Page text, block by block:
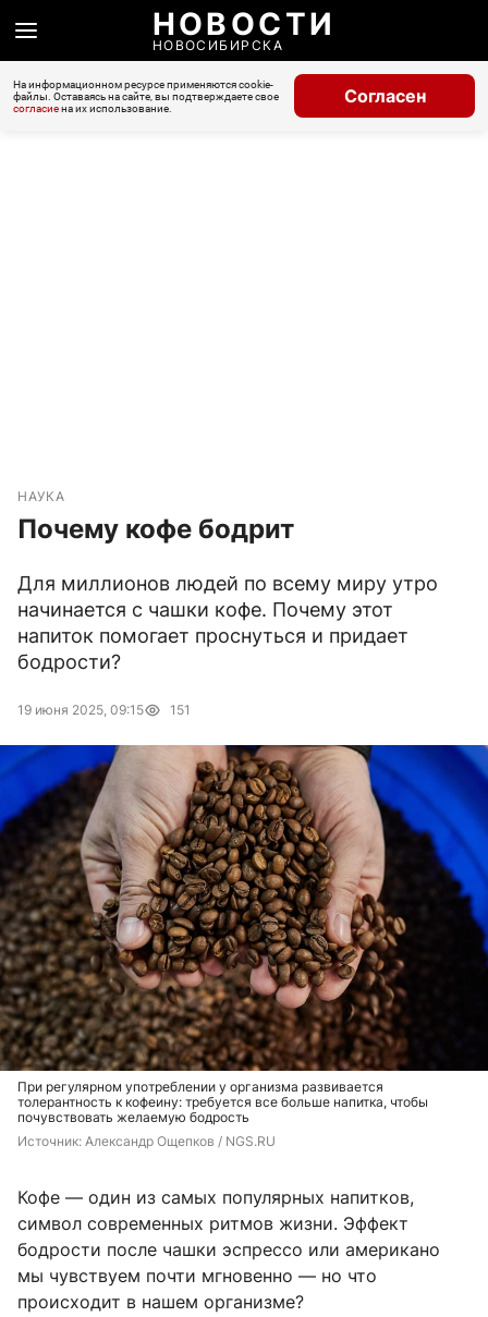
НОВОСТИ
НОВОСИБИРСКА
На информационном ресурсе применяются cookie-
файлы. Оставаясь на сайте, вы подтверждаете свое
согласиена их использование.
Согласен
НАУКА
Почему кофе бодрит
Для миллионов людей по всему миру утро
начинается с чашки кофе. Почему этот
напиток помогает проснуться и придает
бодрости?
19 июня 2025, 09:15 151
При регулярном употреблении у организма развивается
толерантность к кофеину: требуется все больше напитка, чтобы
почувствовать желаемую бодрость
Источник: Александр Ощепков / NGS.RU
Кофе — один из самых популярных напитков,
символ современных ритмов жизни. Эффект
бодрости после чашки эспрессо или американо
мы чувствуем почти мгновенно — но что
происходит в нашем организме?